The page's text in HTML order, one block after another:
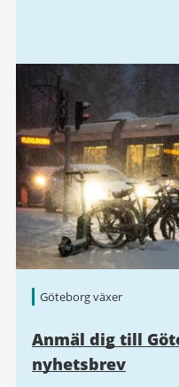
Göteborg växer
Anmäl dig till
nyhetsbrev